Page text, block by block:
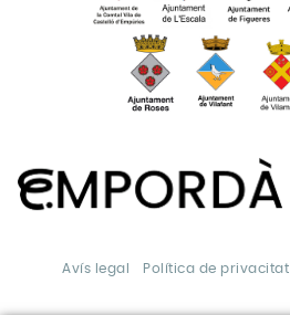
Avís legal Política de privacitat